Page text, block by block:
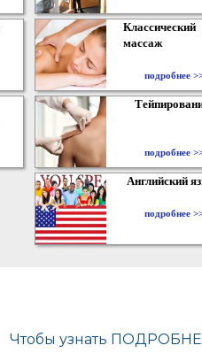
Классический
массаж
подробнее
подробнее
Английский
подробнее